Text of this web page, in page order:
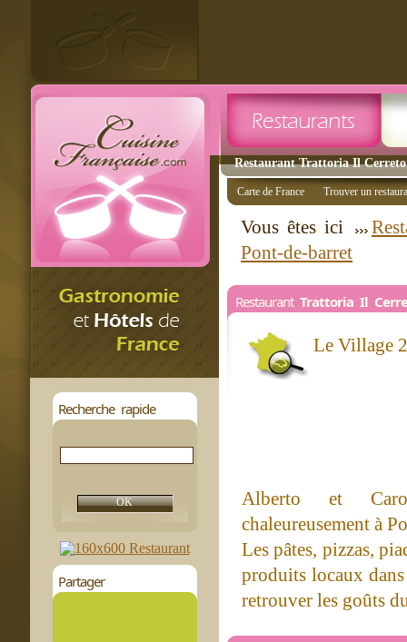
Restaurant Trattoria Il
Recherche rapide
Partager
Carte de France Trouver un
Vous êtes ici
Pont-de-barret
Restaurant Trattoria Il
Le Village
Alberto et
chaleureusement à
Les pâtes, pizzas,
produits locaux
retrouver les goûts